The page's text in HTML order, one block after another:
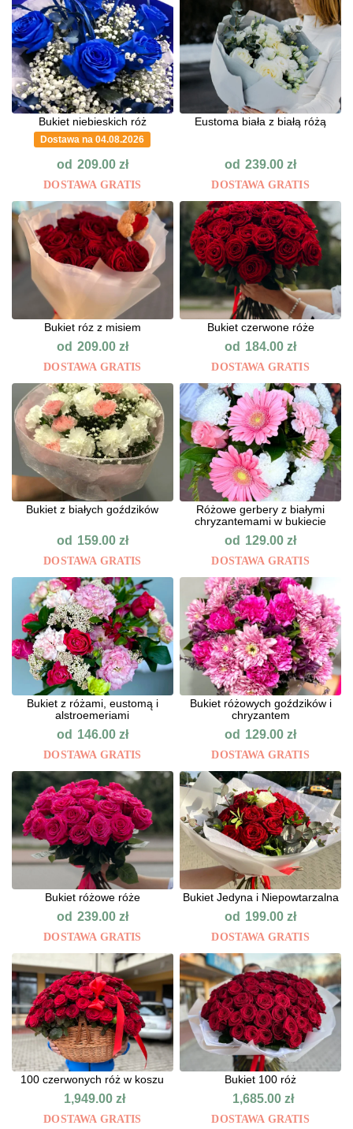
Bukiet niebieskich róż
Dostawa na 04.08.2026
od 209.00 zł
DOSTAWA GRATIS
Eustoma biała z białą różą
od 239.00zł
DOSTAWA GRATIS
Bukiet róz z misiem
od 209.00 zł
DOSTAWA GRATIS
Bukiet czerwone róże
od 184.00zł
DOSTAWA GRATIS
Bukiet z białych goździków
od 159.00 zł
DOSTAWA GRATIS
Różowe gerbery z białymi
chryzantemami w bukiecie
od 129.00zł
DOSTAWA GRATIS
Bukiet z różami, eustomą i
alstroemeriami
od 146.00 zł
DOSTAWA GRATIS
Bukiet różowych goździków i
chryzantem
od 129.00zł
DOSTAWA GRATIS
Bukiet różowe róże
od 239.00 zł
DOSTAWA GRATIS
Bukiet Jedyna i Niepowtarzalna
od 199.00zł
DOSTAWA GRATIS
100 czerwonych róż w koszu
1,949.00zł
DOSTAWA GRATIS
Bukiet 100 róż
1,685.00 zł
DOSTAWA GRATIS